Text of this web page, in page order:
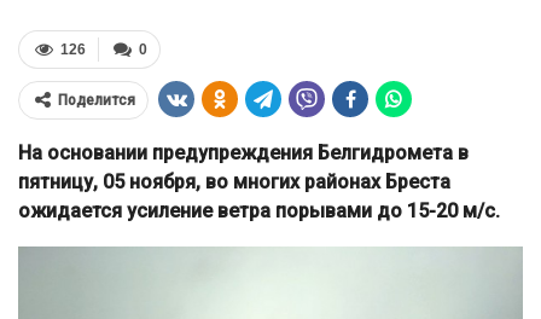
0
126
Поделится
На основании предупреждения Белгидромета в
пятницу, 05 ноября, во многих районах Бреста
ожидается усиление ветра порывами до 15-20 м/с.